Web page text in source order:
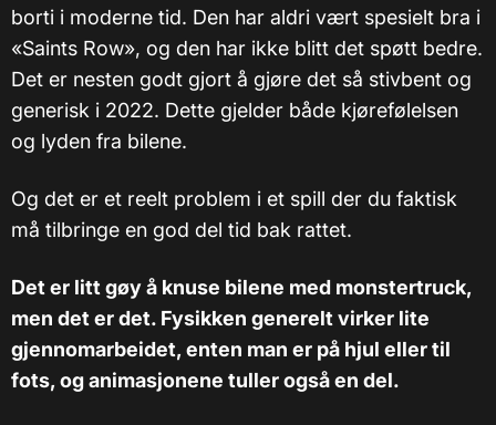
borti i moderne tid. Den har aldri vært spesielt bra i
«Saints Row», og den har ikke blitt det spøtt bedre.
Det er nesten godt gjort å gjøre det så stivbent og
generisk i 2022. Dette gjelder både kjørefølelsen
og lyden fra bilene.
Og det er et reelt problem i et spill der du faktisk
må tilbringe en god del tid bak rattet.
Det er litt gøy å knuse bilene med monstertruck,
men det er det. Fysikken generelt virker lite
gjennomarbeidet, enten man er på hjul eller til
fots, og animasjonene tuller også en del.